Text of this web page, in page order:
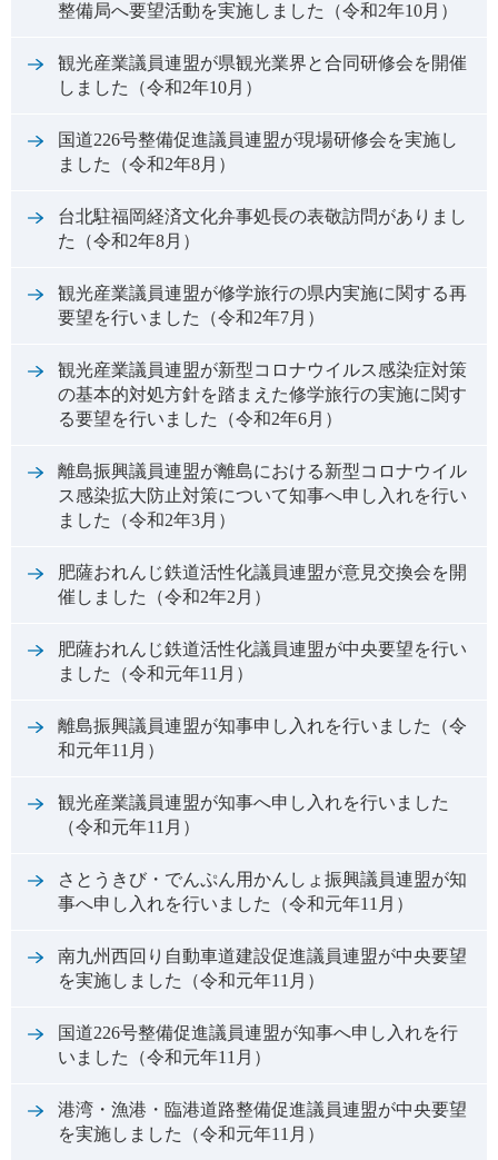
整備局へ要望活動を実施しました（令和2年10月）
観光産業議員連盟が県観光業界と合同研修会を開催
しました（令和2年10月）
国道226号整備促進議員連盟が現場研修会を実施し
ました（令和2年8月）
台北駐福岡経済文化弁事処長の表敬訪問がありまし
た（令和2年8月）
観光産業議員連盟が修学旅行の県内実施に関する再
要望を行いました（令和2年7月）
観光産業議員連盟が新型コロナウイルス感染症対策
の基本的対処方針を踏まえた修学旅行の実施に関す
る要望を行いました（令和2年6月）
離島振興議員連盟が離島における新型コロナウイル
ス感染拡大防止対策について知事へ申し入れを行い
ました（令和2年3月）
肥薩おれんじ鉄道活性化議員連盟が意見交換会を開
催しました（令和2年2月）
肥薩おれんじ鉄道活性化議員連盟が中央要望を行い
ました（令和元年11月）
離島振興議員連盟が知事申し入れを行いました（令
和元年11月）
観光産業議員連盟が知事へ申し入れを行いました
（令和元年11月）
さとうきび・でんぷん用かんしょ振興議員連盟が知
事へ申し入れを行いました（令和元年11月）
南九州西回り自動車道建設促進議員連盟が中央要望
を実施しました（令和元年11月）
国道226号整備促進議員連盟が知事へ申し入れを行
いました（令和元年11月）
港湾・漁港・臨港道路整備促進議員連盟が中央要望
を実施しました（令和元年11月）